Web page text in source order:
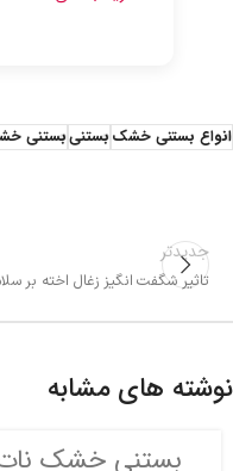
انواع بستنی خشکبستنیبستنی
جدیدتر
تاثیر شگفت انگیز زغال اخته بر
نوشته های مشابه
بستنی خشک نات